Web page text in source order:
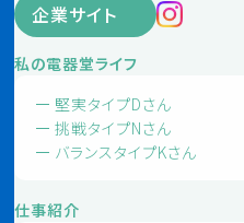
企業サイト
私の電器堂ライフ
堅実タイプDさん
挑戦タイプNさん
バランスタイプKさん
仕事紹介